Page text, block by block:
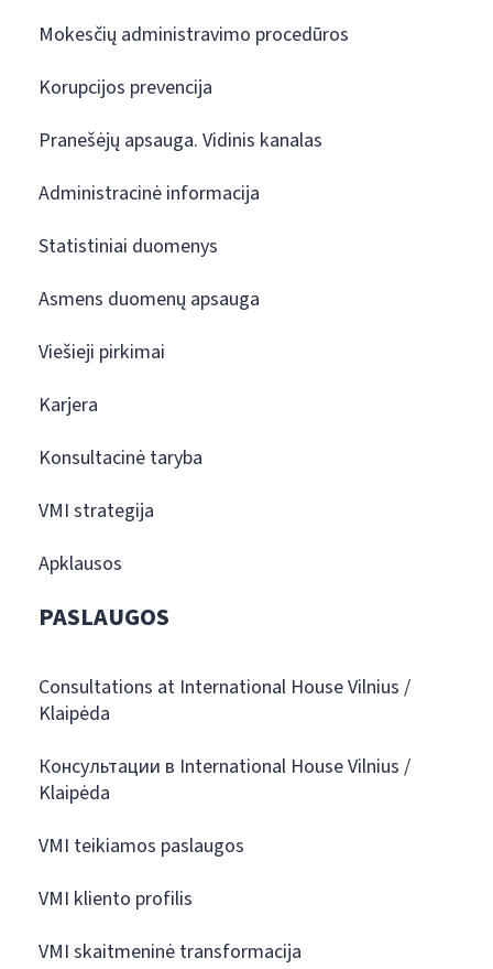
Mokesčių administravimo procedūros
Korupcijos prevencija
Pranešėjų apsauga. Vidinis kanalas
Administracinė informacija
Statistiniai duomenys
Asmens duomenų apsauga
Viešieji pirkimai
Karjera
Konsultacinė taryba
VMI strategija
Apklausos
PASLAUGOS
Consultations at International House Vilnius /
Klaipėda
Консультации в International House Vilnius /
Klaipėda
VMI teikiamos paslaugos
VMI kliento profilis
VMI skaitmeninė transformacija